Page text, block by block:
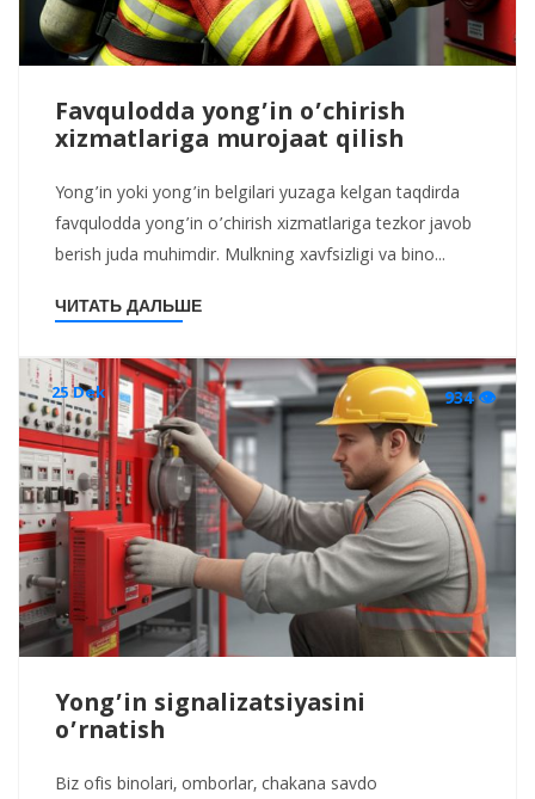
Favqulodda yong’in o’chirish
xizmatlariga murojaat qilish
Yong’in yoki yong’in belgilari yuzaga kelgan taqdirda
favqulodda yong’in o’chirish xizmatlariga tezkor javob
berish juda muhimdir. Mulkning xavfsizligi va bino...
ЧИТАТЬ ДАЛЬШЕ
25 Dek 934 👁
Yong’in signalizatsiyasini
o’rnatish
Biz ofis binolari, omborlar, chakana savdo